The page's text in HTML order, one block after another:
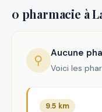
0 pharmacie à
⚲ Aucune
Voici les
9.5 km